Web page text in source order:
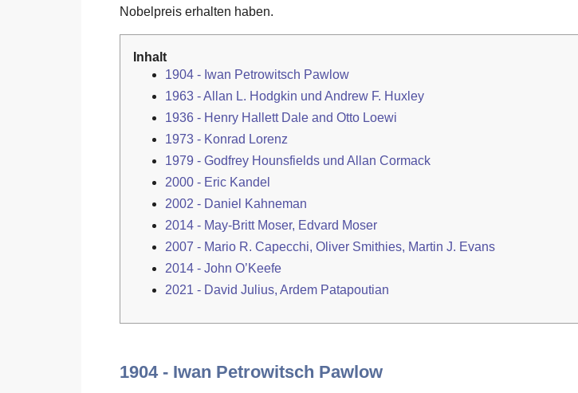
Nobelpreis erhalten haben.
Inhalt
1904 - Iwan Petrowitsch Pawlow
1963 - Allan L. Hodgkin und Andrew F. Huxley
1936 - Henry Hallett Dale and Otto Loewi
1973 - Konrad Lorenz
1979 - Godfrey Hounsfields und Allan Cormack
2000 - Eric Kandel
2002 - Daniel Kahneman
2014 - May-Britt Moser, Edvard Moser
2007 - Mario R. Capecchi, Oliver Smithies, Martin J. Evans
2014 - John O’Keefe
2021 - David Julius, Ardem Patapoutian
1904 - Iwan Petrowitsch Pawlow